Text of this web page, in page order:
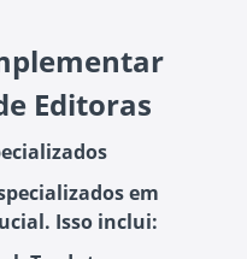
Editoras
em
Isso inclui: